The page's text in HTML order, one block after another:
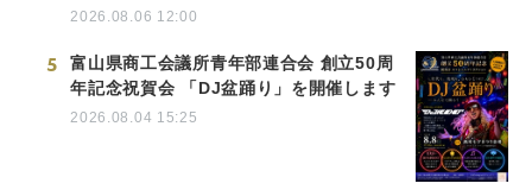
2026.08.06 12:00
5
富山県商工会議所青年部連合会 創立50周
年記念祝賀会 「DJ盆踊り」を開催します
2026.08.04 15:25